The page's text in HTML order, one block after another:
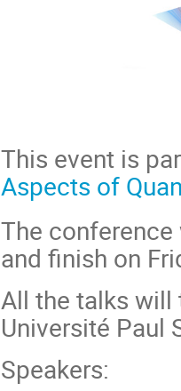
This event is
Aspects of
The
and finish on
All the talks will
Université Paul
Speakers: